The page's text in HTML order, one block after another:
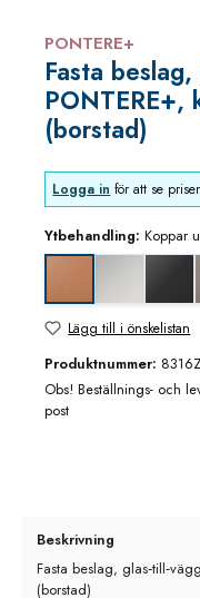
PONTERE+
Fasta beslag,
PONTERE+,
(borstad)
Logga in för att se
Ytbehandling: Koppar
Lägg till i önskelistan
Produktnummer:
Obs! Beställnings- och
post
Beskrivning
Fasta beslag,
(borstad)